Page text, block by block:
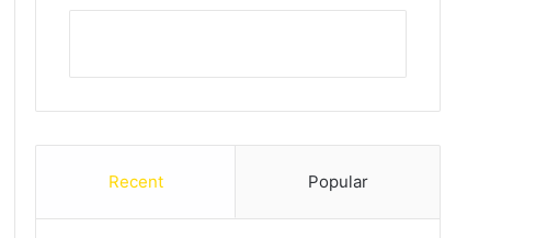
Recent Popular